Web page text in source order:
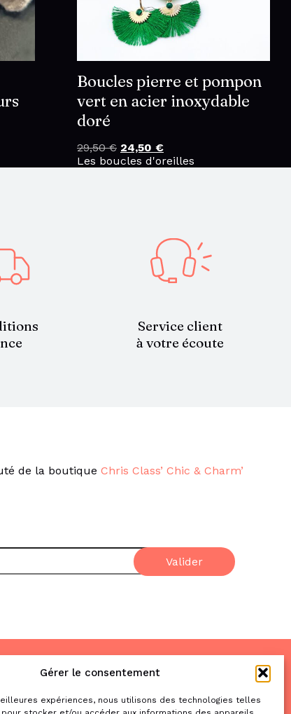
Gérer le consentement
expériences, nous utilisons des technologies telles
Boucles pierre et pompon
vert en acier inoxydable
doré
29,50€ Le
prix
24,50 €
prix
Les boucles d'oreilles
Service client
à votre écoute
de la boutique Chris Class’ Chic & Charm’
& nous contacter